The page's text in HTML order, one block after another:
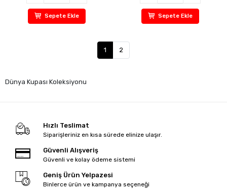
Sepete Ekle Sepete Ekle
1 2
Dünya Kupası Koleksiyonu
Hızlı Teslimat
Siparişleriniz en kısa sürede elinize ulaşır.
Güvenli Alışveriş
Güvenli ve kolay ödeme sistemi
Geniş Ürün Yelpazesi
Binlerce ürün ve kampanya seçeneği